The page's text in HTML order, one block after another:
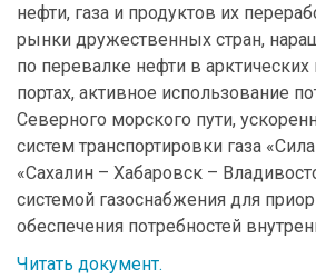
нефти, газа и продуктов их
рынки дружественных стран,
по перевалке нефти в
портах, активное использование
Северного морского пути,
систем транспортировки газа
«Сахалин – Хабаровск –
системой газоснабжения для
обеспечения потребностей
Читать документ.